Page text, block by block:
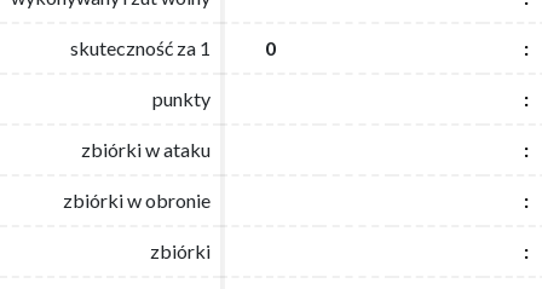
skuteczność za 1 0 :
punkty :
zbiórki w ataku :
zbiórki w obronie :
zbiórki :
skuteczność za 1 0 :
punkty :
zbiórki w ataku :
zbiórki w obronie :
zbiórki :